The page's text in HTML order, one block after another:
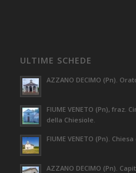
ULTIME SCHEDE
AZZANO DECIMO (Pn).
FIUME VENETO (Pn), fraz.
della Chiesiole.
FIUME VENETO (Pn).
AZZANO DECIMO (Pn).